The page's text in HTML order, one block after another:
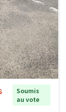
Soumis
au vote